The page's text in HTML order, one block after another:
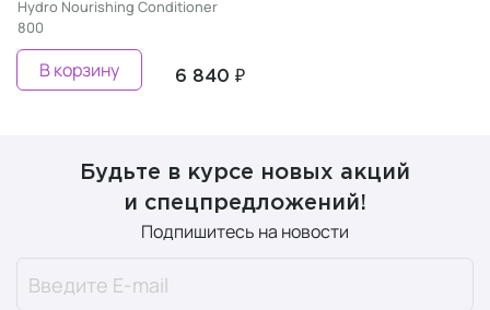
Hydro Nourishing Conditioner
800
6 840 ₽
В корзину
Будьте в курсе новых акций
и спецпредложений!
Подпишитесь на новости